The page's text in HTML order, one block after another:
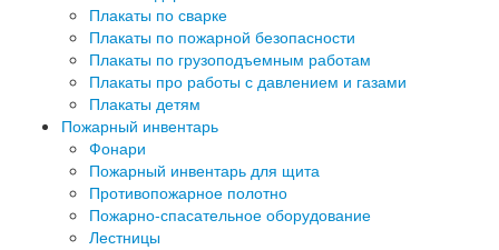
Плакаты по сварке
Плакаты по пожарной безопасности
Плакаты по грузоподъемным работам
Плакаты про работы с давлением и газами
Плакаты детям
Пожарный инвентарь
Фонари
Пожарный инвентарь для щита
Противопожарное полотно
Пожарно-спасательное оборудование
Лестницы